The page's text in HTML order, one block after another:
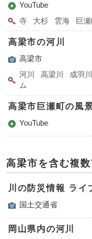
YouTube
寺
大杉 雲海 巨
高梁市の河川
高梁市
河川
高梁川 成羽川
ム
高梁市巨瀬町の風
YouTube
高梁市を含む複
川の防災情報 ライ
国土交通省
岡山県内の河川